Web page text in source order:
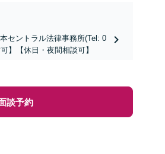
セントラル法律事務所(Tel: 0
】【休日・夜間相談可】
談予約